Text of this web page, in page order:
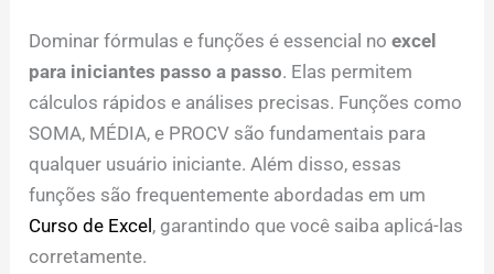
Dominar fórmulas e funções é essencial noexcel
para iniciantes passo a passo. Elas permitem
cálculos rápidos e análises precisas. Funções como
SOMA, MÉDIA, e PROCV são fundamentais para
qualquer usuário iniciante. Além disso, essas
funções são frequentemente abordadas em um
Curso de Excel, garantindo que você saiba aplicá-las
corretamente.